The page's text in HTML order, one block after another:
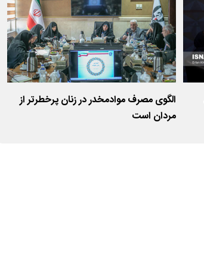
الگوی مصرف موادمخدر در زنان پرخطرتر از
مردان است